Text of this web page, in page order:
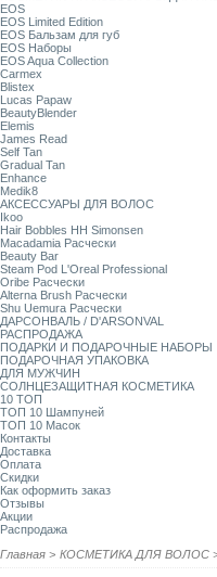
EOS
EOS Limited Edition
EOS Бальзам для губ
EOS Наборы
EOS Aqua Collection
Carmex
Blistex
Lucas Papaw
BeautyBlender
Elemis
James Read
Self Tan
Gradual Tan
Enhance
Medik8
АКСЕССУАРЫ ДЛЯ ВОЛОС
Ikoo
Hair Bobbles HH Simonsen
Macadamia Расчески
Beauty Bar
Steam Pod L'Oreal Professional
Oribe Расчески
Alterna Brush Расчески
Shu Uemura Расчески
ДАРСОНВАЛЬ / D'ARSONVAL
РАСПРОДАЖА
ПОДАРКИ И ПОДАРОЧНЫЕ НАБОРЫ
ПОДАРОЧНАЯ УПАКОВКА
ДЛЯ МУЖЧИН
СОЛНЦЕЗАЩИТНАЯ КОСМЕТИКА
10 ТОП
ТОП 10 Шампуней
ТОП 10 Масок
Контакты
Доставка
Оплата
Скидки
Как оформить заказ
Отзывы
Акции
Распродажа
Главная > КОСМЕТИКА ДЛЯ ВОЛОС